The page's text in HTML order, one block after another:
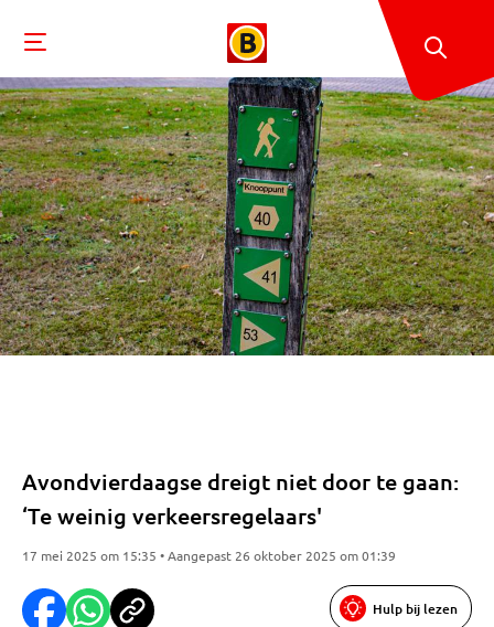
Avondvierdaagse dreigt niet door te gaan:
‘Te weinig verkeersregelaars'
17 mei 2025 om 15:35 • Aangepast 26 oktober 2025 om 01:39
Hulp bij lezen